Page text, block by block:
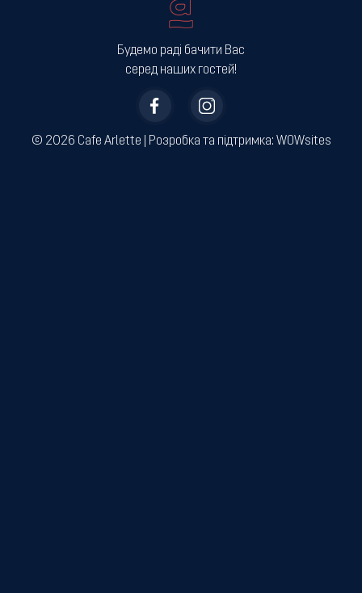
Будемо раді бачити Вас
серед наших гостей!
© 2026 Cafe Arlette | ­Розробка та підтримка: WOWsites